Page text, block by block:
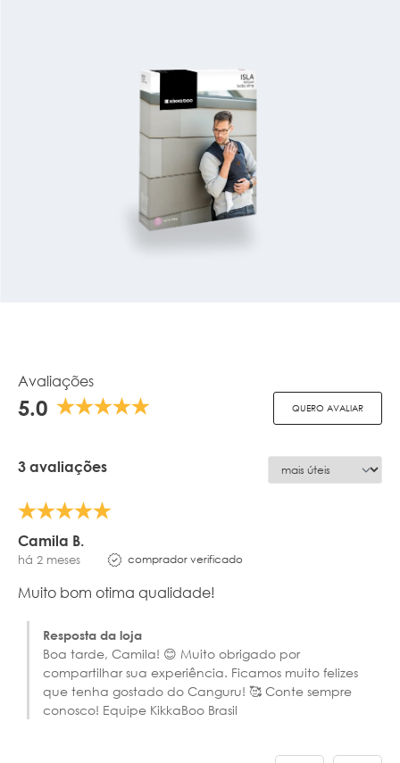
Avaliações
5.0 QUERO AVALIAR
3 avaliações
Camila B.
há 2 meses comprador verificado
Muito bom otima qualidade!
Resposta da loja
Boa tarde, Camila! 😊 Muito obrigado por
compartilhar sua experiência. Ficamos muito felizes
que tenha gostado do Canguru! 🥰 Conte sempre
conosco! Equipe KikkaBoo Brasil